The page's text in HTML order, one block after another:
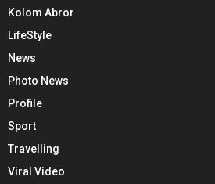
Kolom Abror
LifeStyle
News
Photo News
Profile
Sport
Travelling
Viral Video